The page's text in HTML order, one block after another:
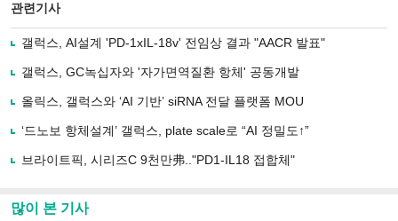
로
사
유
기
관련기사
갤럭스, AI설계 'PD-1xIL-18v' 전임상 결과 "AACR 발표"
갤럭스, GC녹십자와 '자가면역질환 항체' 공동개발
올릭스, 갤럭스와 ‘AI 기반’ siRNA 전달 플랫폼 MOU
‘드노보 항체설계’ 갤럭스, plate scale로 “AI 정밀도↑”
브라이트픽, 시리즈C 9천만弗.."PD1-IL18 접합체"
많이 본 기사